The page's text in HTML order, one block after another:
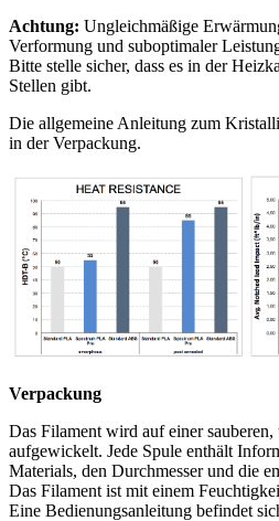
Achtung: Ungleichmäßige
Verformung und suboptimaler
Bitte stelle sicher, dass es in der
Stellen gibt.
Die allgemeine Anleitung zum
in der Verpackung.
Verpackung
Das Filament wird auf einer sauberen,
aufgewickelt. Jede Spule enthält
Materials, den Durchmesser und die
Das Filament ist mit einem
Eine Bedienungsanleitung befindet